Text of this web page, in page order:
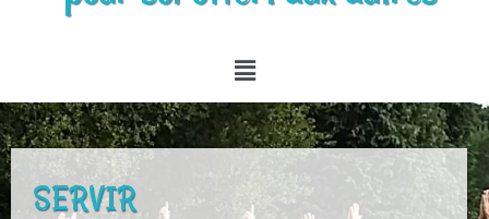
SERVIR